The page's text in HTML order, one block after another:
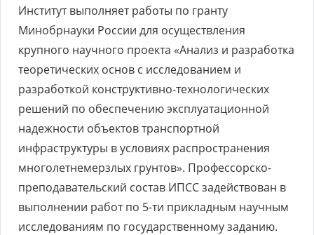
Институт выполняет работы по гранту
Минобрнауки России для осуществления
крупного научного проекта «Анализ и разработка
теоретических основ с исследованием и
разработкой конструктивно-технологических
решений по обеспечению эксплуатационной
надежности объектов транспортной
инфраструктуры в условиях распространения
многолетнемерзлых грунтов». Профессорско-
преподавательский состав ИПСС задействован в
выполнении работ по 5-ти прикладным научным
исследованиям по государственному заданию.